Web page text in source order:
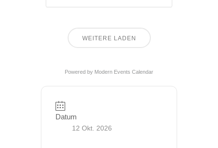
WEITERE LADEN
Powered by Modern Events Calendar
Datum
12 Okt. 2026